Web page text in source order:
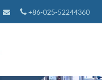
+86-025-52244360